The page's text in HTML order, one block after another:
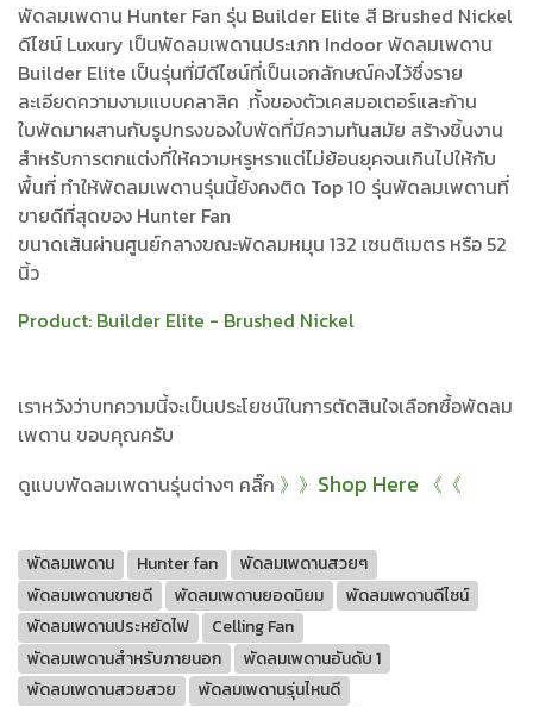
พัดลมเพดาน Hunter Fan รุ่น Builder Elite สี Brushed Nickel
ดีไซน์ Luxury เป็นพัดลมเพดานประเภท Indoor พัดลมเพดาน
Builder Elite เป็นรุ่นที่มีดีไซน์ที่เป็นเอกลักษณ์คงไว้ซึ่งราย
ละเอียดความงามแบบคลาสิค ทั้งของตัวเคสมอเตอร์และก้าน
ใบพัดมาผสานกับรูปทรงของใบพัดที่มีความทันสมัย สร้างชิ้นงาน
สำหรับการตกแต่งที่ให้ความหรูหราแต่ไม่ย้อนยุคจนเกินไปให้กับ
พื้นที่ ทำให้พัดลมเพดานรุ่นนี้ยังคงติด Top 10 รุ่นพัดลมเพดานที่
ขายดีที่สุดของ Hunter Fan
ขนาดเส้นผ่านศูนย์กลางขณะพัดลมหมุน 132 เซนติเมตร หรือ 52
นิ้ว
Product: Builder Elite - Brushed Nickel
เราหวังว่าบทความนี้จะเป็นประโยชน์ในการตัดสินใจเลือกซื้อพัดลม
เพดาน ขอบคุณครับ
ดูแบบพัดลมเพดานรุ่นต่างๆ คลิ๊ก 》》 Shop Here 《《
พัดลมเพดาน Hunter fan
พัดลมเพดานสวยๆ
พัดลมเพดานขายดี
พัดลมเพดานยอดนิยม
พัดลมเพดานดีไซน์
พัดลมเพดานประหยัดไฟ
Celling Fan
พัดลมเพดานสำหรับภายนอก
พัดลมเพดานอันดับ 1
พัดลมเพดานสวยสวย
พัดลมเพดานรุ่นไหนดี